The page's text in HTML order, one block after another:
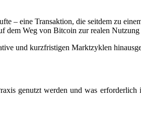
– eine Transaktion, die seitdem zu
dem Weg von Bitcoin zur realen Nutzung
und kurzfristigen Marktzyklen
genutzt werden und was erforderlich